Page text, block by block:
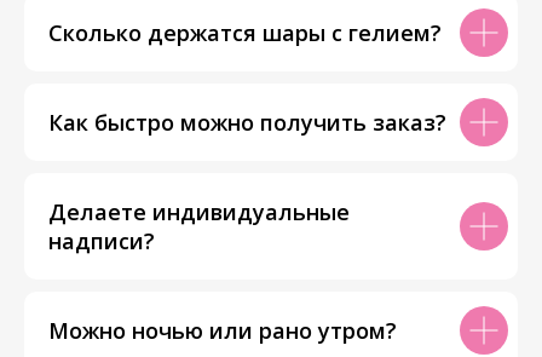
Сколько держатся шары с гелием?
Как быстро можно получить заказ?
Делаете индивидуальные
надписи?
Можно ночью или рано утром?